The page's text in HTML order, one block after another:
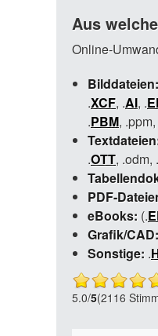
Aus
Online-
Bilddateien:
.XCF, .AI, .
.PBM, .ppm,
.OTT, .odm, .
PDF-
eBooks: (.
Grafik/CAD:
Sonstige: .
5.0/5(2116